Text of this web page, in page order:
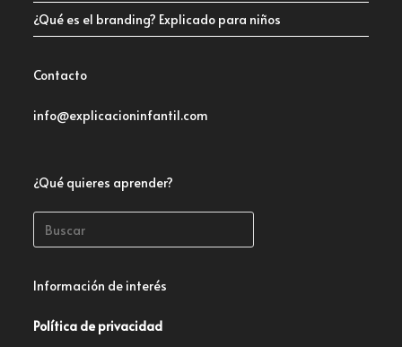
¿Qué es el branding? Explicado para niños
Contacto
info@explicacioninfantil.com
¿Qué quieres aprender?
Información de interés
Política de privacidad